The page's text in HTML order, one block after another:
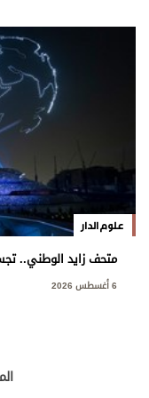
علوم الدار
متحف زايد الوطني..
6 أغسطس 2026